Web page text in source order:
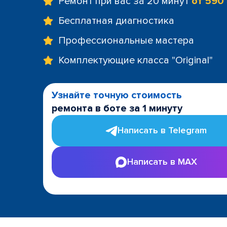
Бесплатная диагностика
Профессиональные мастера
Комплектующие класса "Original"
Узнайте точную стоимость
ремонта в боте за 1 минуту
Написать в Telegram
Написать в MAX